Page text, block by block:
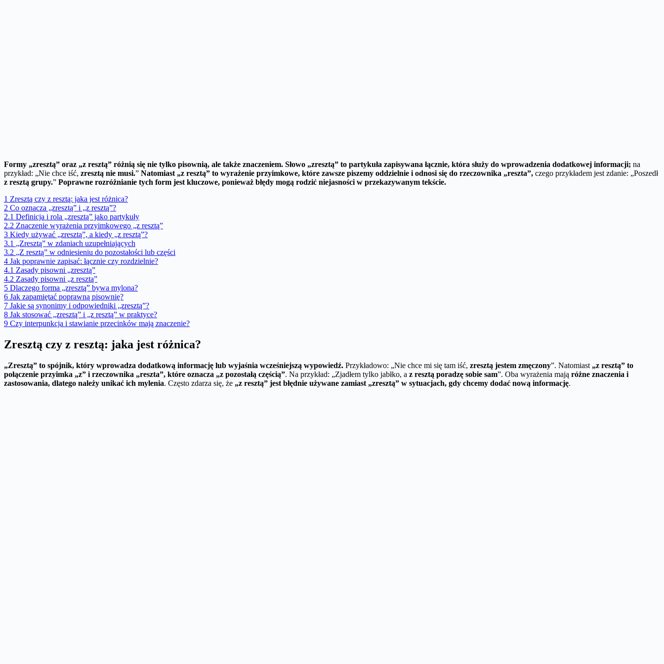
Formy „zresztą” oraz „z resztą” różnią się nie tylko pisownią, ale także znaczeniem. Słowo „zresztą” to partykuła zapisywana łącznie, która służy do wprowadzenia dodatkowej informacji; na
przykład: „Nie chce iść, zresztą nie musi.” Natomiast „z resztą” to wyrażenie przyimkowe, które zawsze piszemy oddzielnie i odnosi się do rzeczownika „reszta”, czego przykładem jest zdanie: „Poszedł
z resztą grupy.” Poprawne rozróżnianie tych form jest kluczowe, ponieważ błędy mogą rodzić niejasności w przekazywanym tekście.
1 Zresztą czy z resztą: jaka jest różnica?
2 Co oznacza „zresztą” i „z resztą”?
2.1 Definicja i rola „zresztą” jako partykuły
2.2 Znaczenie wyrażenia przyimkowego „z resztą”
3 Kiedy używać „zresztą”, a kiedy „z resztą”?
3.1 „Zresztą” w zdaniach uzupełniających
3.2 „Z resztą” w odniesieniu do pozostałości lub części
4 Jak poprawnie zapisać: łącznie czy rozdzielnie?
4.1 Zasady pisowni „zresztą”
4.2 Zasady pisowni „z resztą”
5 Dlaczego forma „zresztą” bywa mylona?
6 Jak zapamiętać poprawną pisownię?
7 Jakie są synonimy i odpowiedniki „zresztą”?
8 Jak stosować „zresztą” i „z resztą” w praktyce?
9 Czy interpunkcja i stawianie przecinków mają znaczenie?
Zresztą czy z resztą: jaka jest różnica?
„Zresztą” to spójnik, który wprowadza dodatkową informację lub wyjaśnia wcześniejszą wypowiedź. Przykładowo: „Nie chce mi się tam iść, zresztą jestem zmęczony”. Natomiast „z resztą” to
połączenie przyimka „z” i rzeczownika „reszta”, które oznacza „z pozostałą częścią”. Na przykład: „Zjadłem tylko jabłko, a z resztą poradzę sobie sam”. Oba wyrażenia mają różne znaczenia i
zastosowania, dlatego należy unikać ich mylenia. Często zdarza się, że „z resztą” jest błędnie używane zamiast „zresztą” w sytuacjach, gdy chcemy dodać nową informację.